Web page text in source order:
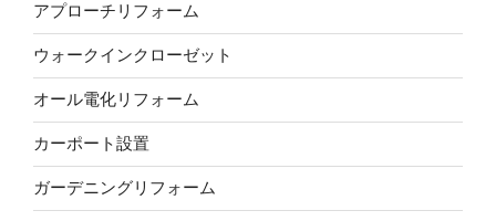
アプローチリフォーム
ウォークインクローゼット
オール電化リフォーム
カーポート設置
ガーデニングリフォーム